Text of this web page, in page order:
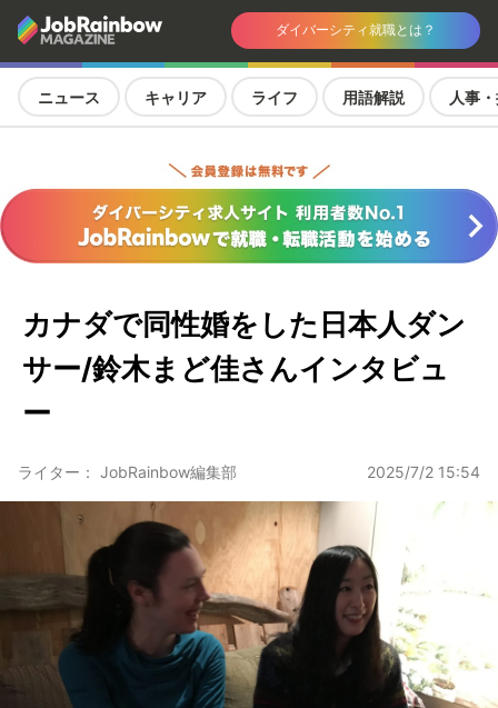
ダイバーシティ就職とは？
ニュース キャリア ライフ 用語解説 人事
カナダで同性婚をした日本人ダン
サー/鈴木まど佳さんインタビュ
ー
ライター： JobRainbow編集部 2025/7/2 15:54